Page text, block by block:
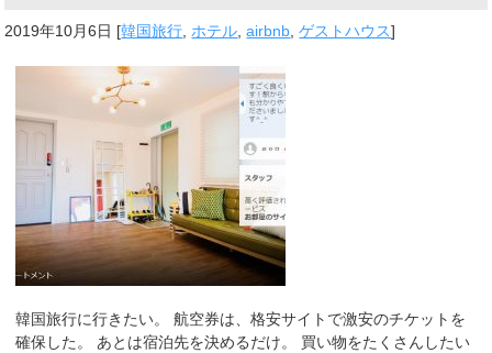
2019年10月6日 [韓国旅行 ホテル ,airbnb ,ゲストハウス]
韓国旅行に行きたい。 航空券は、格安サイトで激安のチケットを
確保した。 あとは宿泊先を決めるだけ。 買い物をたくさんしたい